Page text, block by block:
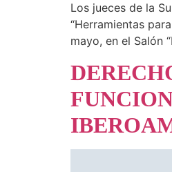
Los jueces de la
“Herramientas
mayo, en el Salón